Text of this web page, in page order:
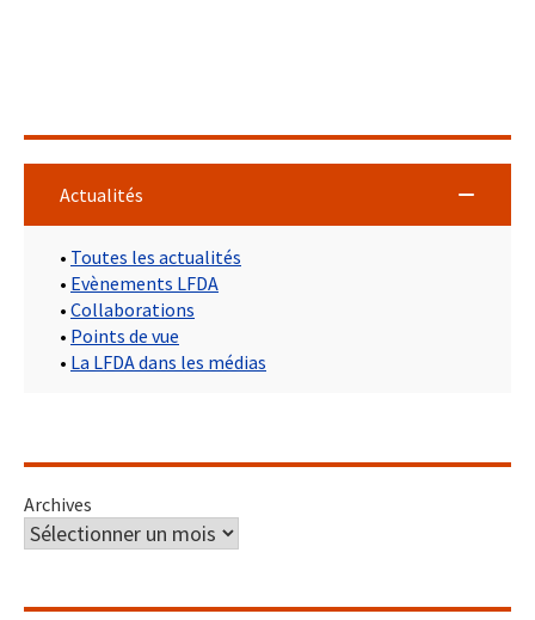
Actualités
• Toutes les actualités
• Evènements LFDA
• Collaborations
• Points de vue
• La LFDA dans les médias
Archives